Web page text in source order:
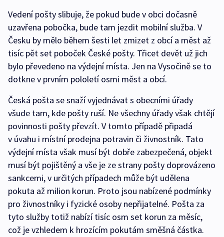
Vedení pošty slibuje, že pokud bude v obci dočasně
uzavřena pobočka, bude tam jezdit mobilní služba. V
Česku by mělo během šesti let zmizet z obcí a měst až
tisíc pět set poboček České pošty. Třicet devět už jich
bylo převedeno na výdejní místa. Jen na Vysočině se to
dotkne v prvním pololetí osmi měst a obcí.
Česká pošta se snaží vyjednávat s obecními úřady
všude tam, kde pošty ruší. Ne všechny úřady však chtějí
povinnosti pošty převzít. V tomto případě připadá
v úvahu i místní prodejna potravin či živnostník. Tato
výdejní místa však musí být dobře zabezpečená, objekt
musí být pojištěný a vše je ze strany pošty doprovázeno
sankcemi, v určitých případech může být udělena
pokuta až milion korun. Proto jsou nabízené podmínky
pro živnostníky i fyzické osoby nepřijatelné. Pošta za
tyto služby totiž nabízí tisíc osm set korun za měsíc,
což je vzhledem k hrozícím pokutám směšná částka.